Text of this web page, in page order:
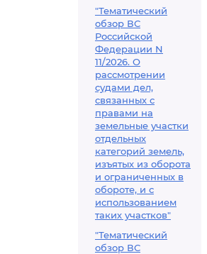
"Тематический
обзор ВС
Российской
Федерации N
11/2026. О
рассмотрении
судами дел,
связанных с
правами на
земельные участки
отдельных
категорий земель,
изъятых из оборота
и ограниченных в
обороте, и с
использованием
таких участков"
"Тематический
обзор ВС